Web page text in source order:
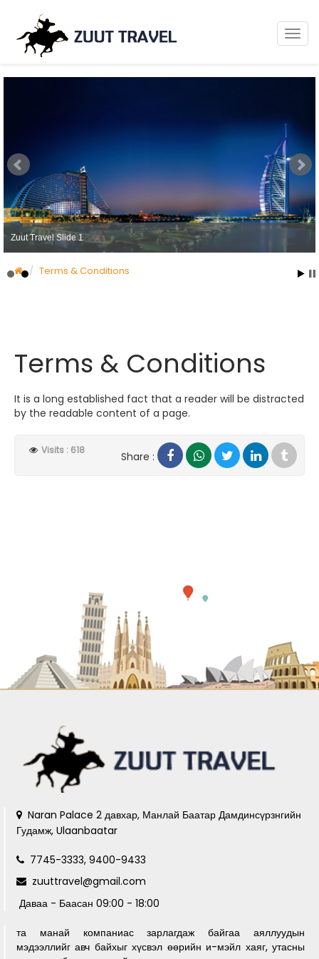
Zuut Travel Slide 1
Zuut Travel Slide 2
Terms & Conditions
Terms & Conditions
It is a long established fact that a reader will be distracted
by the readable content of a page.
Visits : 618 Share :
Naran Palace 2 давхар, Манлай Баатар Дамдинсүрзнгийн
Гудамж, Ulaanbaatar
7745-3333, 9400-9433
zuuttravel@gmail.com
Даваа - Баасан 09:00 - 18:00
та манай компаниас зарлагдаж байгаа аяллуудын
мэдээллийг авч байхыг хүсвэл өөрийн и-мэйл хаяг, утасны